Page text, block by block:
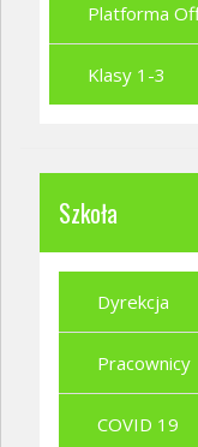
Platforma
Klasy 1-3
Szkoła
Dyrekcja
Pracownicy
COVID 19